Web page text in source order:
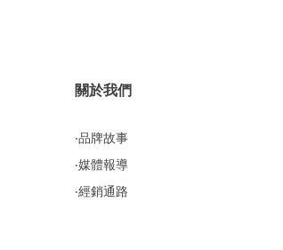
關於我們
‧品牌故事
‧媒體報導
‧經銷通路